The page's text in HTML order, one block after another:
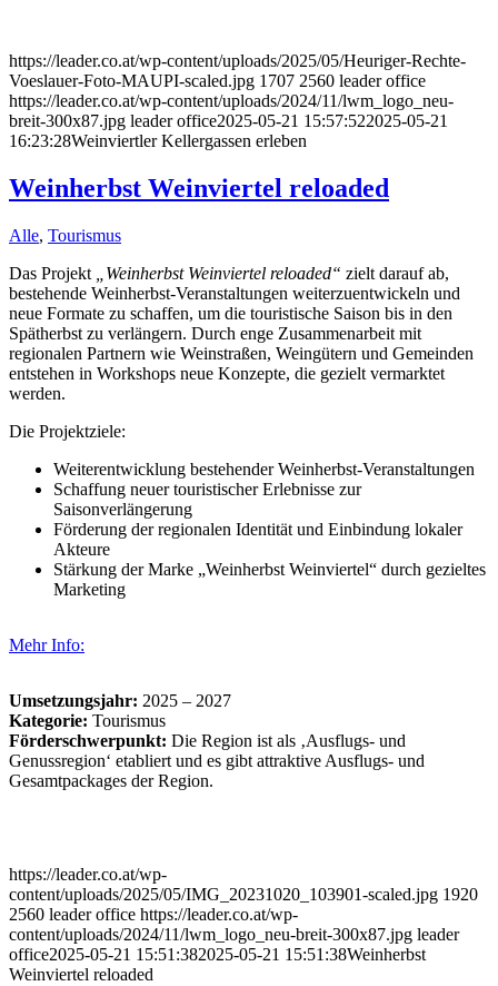
https://leader.co.at/wp-content/uploads/2025/05/Heuriger-Rechte-
Voeslauer-Foto-MAUPI-scaled.jpg 1707 2560 leader office
https://leader.co.at/wp-content/uploads/2024/11/lwm_logo_neu-
breit-300x87.jpg leader office2025-05-21 15:57:522025-05-21
16:23:28Weinviertler Kellergassen erleben
Weinherbst Weinviertel reloaded
Alle, Tourismus
Das Projekt
„Weinherbst Weinviertel reloaded“ zielt darauf ab,
bestehende Weinherbst-Veranstaltungen weiterzuentwickeln und
neue Formate zu schaffen, um die touristische Saison bis in den
Spätherbst zu verlängern. Durch enge Zusammenarbeit mit
regionalen Partnern wie Weinstraßen, Weingütern und Gemeinden
entstehen in Workshops neue Konzepte, die gezielt vermarktet
werden.
Die Projektziele:
Weiterentwicklung bestehender Weinherbst-Veranstaltungen
Schaffung neuer touristischer Erlebnisse zur
Saisonverlängerung
Förderung der regionalen Identität und Einbindung lokaler
Akteure
Stärkung der Marke „Weinherbst Weinviertel“ durch gezieltes
Marketing
Mehr Info:
Umsetzungsjahr: 2025 – 2027
Kategorie: Tourismus
Förderschwerpunkt: Die Region ist als ‚Ausflugs- und
Genussregion‘ etabliert und es gibt attraktive Ausflugs- und
Gesamtpackages der Region.
https://leader.co.at/wp-
content/uploads/2025/05/IMG_20231020_103901-scaled.jpg 1920
2560 leader office https://leader.co.at/wp-
content/uploads/2024/11/lwm_logo_neu-breit-300x87.jpg leader
office2025-05-21 15:51:382025-05-21 15:51:38Weinherbst
Weinviertel reloaded